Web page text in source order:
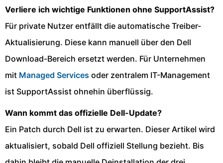
Verliere ich wichtige Funktionen ohne SupportAssist?
Für private Nutzer entfällt die automatische Treiber-
Aktualisierung. Diese kann manuell über den Dell
Download-Bereich ersetzt werden. Für Unternehmen
mit Managed Services oder zentralem IT-Management
ist SupportAssist ohnehin überflüssig.
Wann kommt das offizielle Dell-Update?
Ein Patch durch Dell ist zu erwarten. Dieser Artikel wird
aktualisiert, sobald Dell offiziell Stellung bezieht. Bis